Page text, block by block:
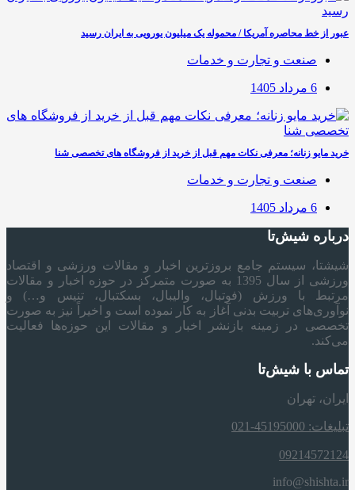
عبور از خط محاصره آمریکا / محموله یک میلیون یورویی به ایران رسید
صنعت و تجارت و خدمات
6 مرداد 1405
خرید مایو زنانه؛ معرفی نکات مهم قبل از خرید از فروشگاه های تخصصی شنا
صنعت و تجارت و خدمات
6 مرداد 1405
درباره شیش‌تا
شیشتا، سیستم جامع بروزترین اخبار و مقالات ورزشی و اقتصاد
ورزشی از سال 1395 به صورت متمرکز در حوزه اخبار و مقالات
مرتبط با ورزش (فوتبال، والیبال، بسکتبال، تنیس و…) و
نوآوری‌های تربیت بدنی آغاز به کار نموده است و اخیراً نیز به صورت
تخصصی در زمینه بازنشر اخبار و مقالات این حوزه‌ها فعالیت
می‌کند.
تماس با شیش‌تا
ایران، تهران
تبلیغات: 45195000-021
09214572124
info@shishta.ir